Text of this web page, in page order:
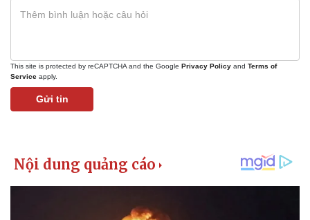
Dinh dưỡng - món ngon
Cây thuốc
Sản phụ khoa
Nhi khoa
Phòng mạch online
Ăn sạch sống khỏe
Nhà đẹp
This site is protected by reCAPTCHA and the Google Privacy Policy and Terms of
Service apply.
Gửi tin